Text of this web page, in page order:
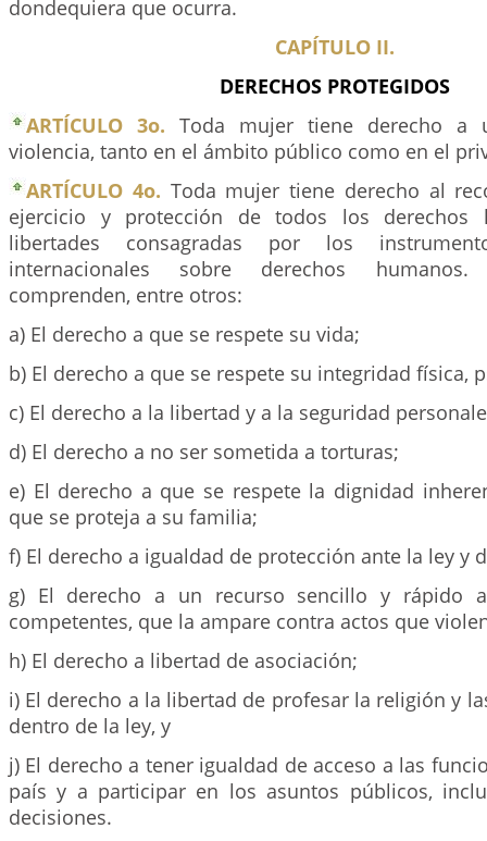
dondequiera que ocurra.
CAPÍTULO II.
DERECHOS PROTEGIDOS
ARTÍCULO 3o. Toda mujer tiene derecho a
violencia, tanto en el ámbito público como en el
ARTÍCULO 4o. Toda mujer tiene derecho al
ejercicio y protección de todos los
libertades consagradas por los
internacionales sobre derechos
comprenden, entre otros:
a) El derecho a que se respete su vida;
b) El derecho a que se respete su integridad física,
c) El derecho a la libertad y a la seguridad
d) El derecho a no ser sometida a torturas;
e) El derecho a que se respete la dignidad
que se proteja a su familia;
f) El derecho a igualdad de protección ante la ley y
g) El derecho a un recurso sencillo y rápido
competentes, que la ampare contra actos que
h) El derecho a libertad de asociación;
i) El derecho a la libertad de profesar la religión y
dentro de la ley, y
j) El derecho a tener igualdad de acceso a las
país y a participar en los asuntos públicos,
decisiones.